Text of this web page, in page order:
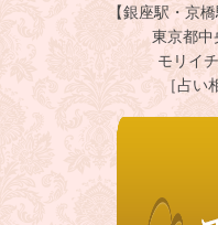
【銀座駅・京
東京都中
モリイ
［占い